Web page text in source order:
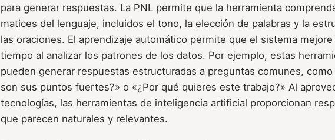
para generar respuestas. La PNL permite que la herramienta
matices del lenguaje, incluidos el tono, la elección de palabras y la
las oraciones. El aprendizaje automático permite que el sistema mejore
tiempo al analizar los patrones de los datos. Por ejemplo, estas
pueden generar respuestas estructuradas a preguntas comunes, como
son sus puntos fuertes?» o «¿Por qué quieres este trabajo?» Al
tecnologías, las herramientas de inteligencia artificial proporcionan
que parecen naturales y relevantes.